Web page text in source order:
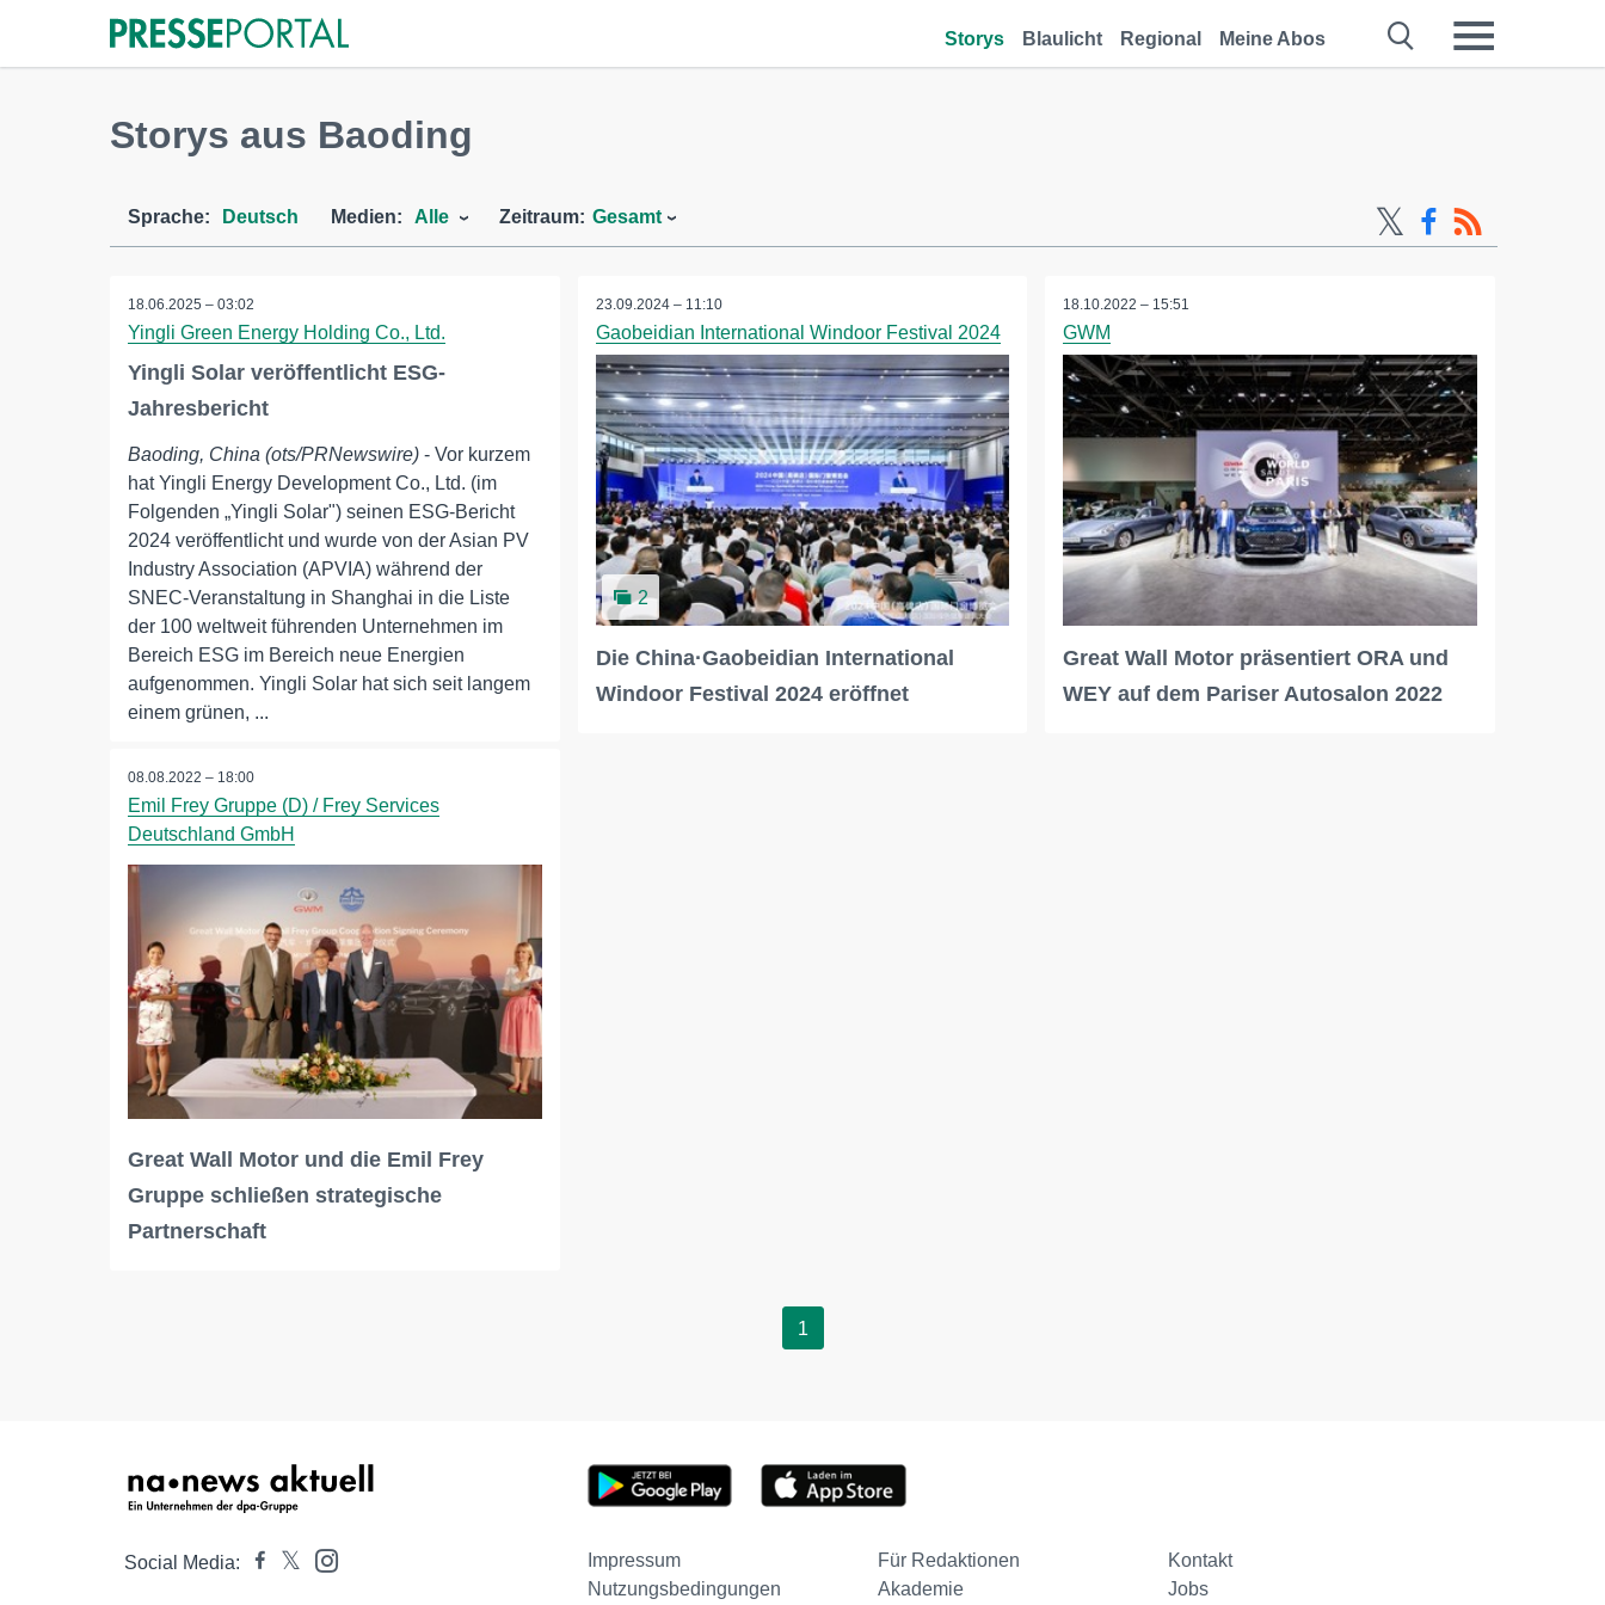
Storys Blaulicht Regional Meine Abos
Storys aus Baoding
Sprache: Deutsch Medien: Alle Zeitraum: Gesamt
18.06.2025 – 03:02
Yingli Green Energy Holding Co., Ltd.
Yingli Solar veröffentlicht ESG-
Jahresbericht
Baoding, China (ots/PRNewswire) - Vor kurzem
hat Yingli Energy Development Co., Ltd. (im
Folgenden „Yingli Solar") seinen ESG-Bericht
2024 veröffentlicht und wurde von der Asian PV
Industry Association (APVIA) während der
SNEC-Veranstaltung in Shanghai in die Liste
der 100 weltweit führenden Unternehmen im
Bereich ESG im Bereich neue Energien
aufgenommen. Yingli Solar hat sich seit langem
einem grünen, ...
23.09.2024 – 11:10
Gaobeidian International Windoor Festival 2024
2
Die China·Gaobeidian International
Windoor Festival 2024 eröffnet
18.10.2022 – 15:51
GWM
Great Wall Motor präsentiert ORA und
WEY auf dem Pariser Autosalon 2022
08.08.2022 – 18:00
Emil Frey Gruppe (D) / Frey Services
Deutschland GmbH
Great Wall Motor und die Emil Frey
Gruppe schließen strategische
Partnerschaft
1
Social Media: Impressum Für Redaktionen
Kontakt
Nutzungsbedingungen
Akademie Jobs